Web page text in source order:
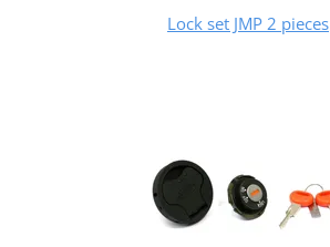
Lock set JMP 2 pieces